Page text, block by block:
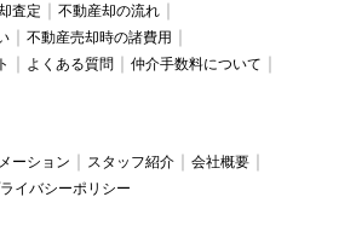
査定
不動産却の流れ
不動産売却時の諸費用
よくある質問
仲介手数料について
ーション スタッフ紹介
会社概要
イバシーポリシー